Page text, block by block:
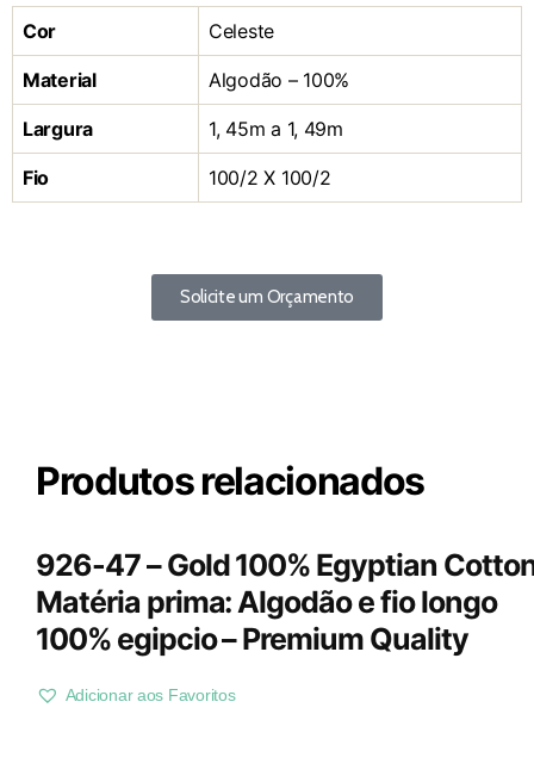
Cor Celeste
Material Algodão – 100%
Largura 1, 45m a 1, 49m
Fio 100/2 X 100/2
Solicite um Orçamento
Produtos relacionados
926-47 – Gold 100% Egyptian
Matéria prima: Algodão e fio longo
100% egipcio – Premium Quality
Adicionar aos Favoritos